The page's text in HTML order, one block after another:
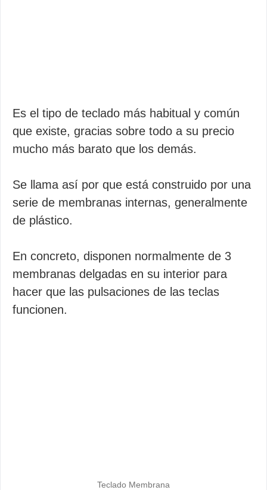
Es el tipo de teclado más habitual y común
que existe, gracias sobre todo a su precio
mucho más barato que los demás.
Se llama así por que está construido por una
serie de membranas internas, generalmente
de plástico.
En concreto, disponen normalmente de 3
membranas delgadas en su interior para
hacer que las pulsaciones de las teclas
funcionen.
Teclado Membrana